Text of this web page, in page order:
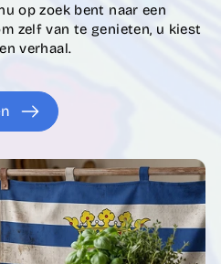
op zoek bent naar een
zelf van te genieten, u kiest
verhaal.